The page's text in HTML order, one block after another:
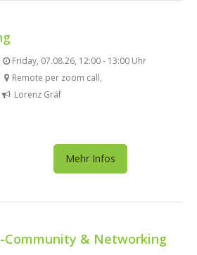
Friday, 07.08.26, 12:00 - 13:00 Uhr
Remote per zoom call,
Lorenz Gräf
Mehr Infos
Community & Networking